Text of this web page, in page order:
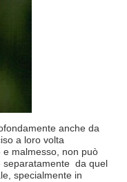
anche da
a loro volta
malmesso, non può
separatamente da quel
specialmente in